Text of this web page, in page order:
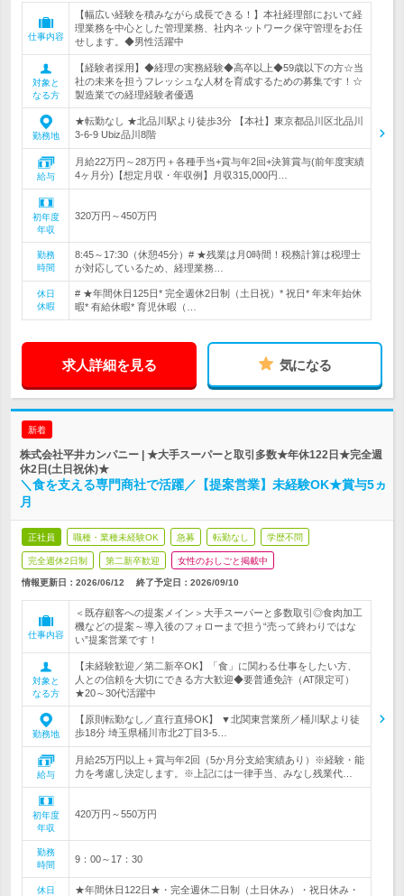
仕事内容
【幅広い経験を積みながら成長できる！】本社経理部において経
理業務を中心とした管理業務、社内ネットワーク保守管理をお任
せします。◆男性活躍中
対象と
なる方
【経験者採用】◆経理の実務経験◆高卒以上◆59歳以下の方☆当
社の未来を担うフレッシュな人材を育成するための募集です！☆
製造業での経理経験者優遇
勤務地
★転勤なし ★北品川駅より徒歩3分 【本社】東京都品川区北品川
3-6-9 Ubiz品川8階
給与
月給22万円～28万円＋各種手当+賞与年2回+決算賞与(前年度実績
4ヶ月分)【想定月収・年収例】月収315,000円…
初年度
年収
320万円～450万円
勤務
時間
8:45～17:30（休憩45分）# ★残業は月0時間！税務計算は税理士
が対応しているため、経理業務…
休日
休暇
# ★年間休日125日* 完全週休2日制（土日祝）* 祝日* 年末年始休
暇* 有給休暇* 育児休暇（…
求人詳細を見る 気になる
新着
株式会社平井カンパニー | ★大手スーパーと取引多数★年休122日★完全週
休2日(土日祝休)★
＼食を支える専門商社で活躍／【提案営業】未経験OK★賞与5ヵ
月
正社員 職種・業種未経験OK 急募 転勤なし 学歴不問
完全週休2日制 第二新卒歓迎 女性のおしごと掲載中
情報更新日：2026/06/12 終了予定日： 2026/09/10
仕事内容
＜既存顧客への提案メイン＞大手スーパーと多数取引◎食肉加工
機などの提案～導入後のフォローまで担う“売って終わりではな
い”提案営業です！
対象と
なる方
【未経験歓迎／第二新卒OK】「食」に関わる仕事をしたい方、
人との信頼を大切にできる方大歓迎◆要普通免許（AT限定可）
★20～30代活躍中
勤務地
【原則転勤なし／直行直帰OK】 ▼北関東営業所／桶川駅より徒
歩18分 埼玉県桶川市北2丁目3-5…
給与
月給25万円以上＋賞与年2回（5か月分支給実績あり）※経験・能
力を考慮し決定します。※上記には一律手当、みなし残業代…
初年度
年収
420万円～550万円
勤務
時間
9：00～17：30
休日
★年間休日122日★・完全週休二日制（土日休み）・祝日休み・